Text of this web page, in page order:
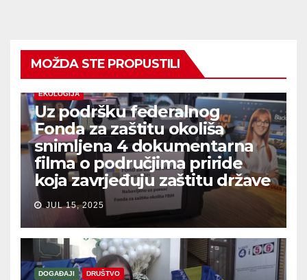
MOŽDA STE PROPUSTILI
EKOLOGIJA
Uz podršku federalnog
Fonda za zaštitu okoliša
snimljena 4 dokumentarna
filma o područjima priride
koja zavrjeđuju zaštitu države
JUL 15, 2025
DOGAĐAJI DRUŠTVO